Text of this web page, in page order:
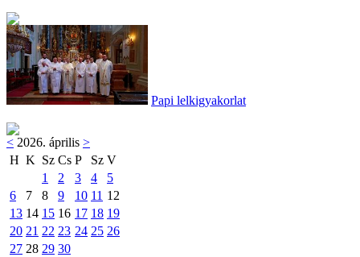
Papi lelkigyakorlat
< 2026. április >
H K Sz Cs P Sz V
1
2 3 4
5
6
7 8 9 10 11 12
13 14 15 16 17 18 19
20 21 22 23 24 25 26
27 28 29 30